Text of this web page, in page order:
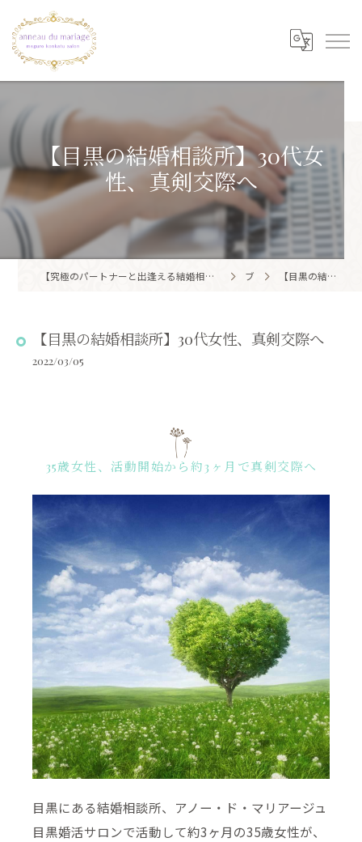
【目黒の結婚相談所】30代女
性、真剣交際へ
【究極のパートナーと出逢える結婚相談所】目黒区・品川区で結婚相談所ならアノー・ド・マリアージュ 目黒婚活サロン ブログ 【目黒の結婚相談所】30代女性、真剣交際へ
【目黒の結婚相談所】30代女性、真剣交際へ
2022/03/05
35歳女性、活動開始から約3ヶ月で真剣交際へ
目黒にある結婚相談所、アノー・ド・マリアージュ
目黒婚活サロンで活動して約3ヶ月の35歳女性が、